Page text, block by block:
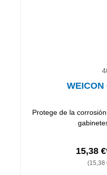
Protege de la
15,38
(15,38